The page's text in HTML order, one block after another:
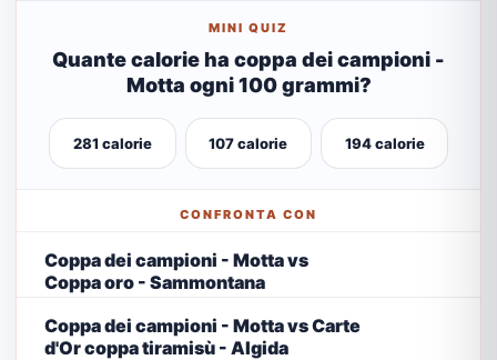
MINI QUIZ
Quante calorie ha coppa dei campioni -
Motta ogni 100 grammi?
281 calorie 107 calorie 194 calorie
CONFRONTA CON
Coppa dei campioni - Motta vs
Coppa oro - Sammontana
Coppa dei campioni - Motta vs Carte
d'Or coppa tiramisù - Algida